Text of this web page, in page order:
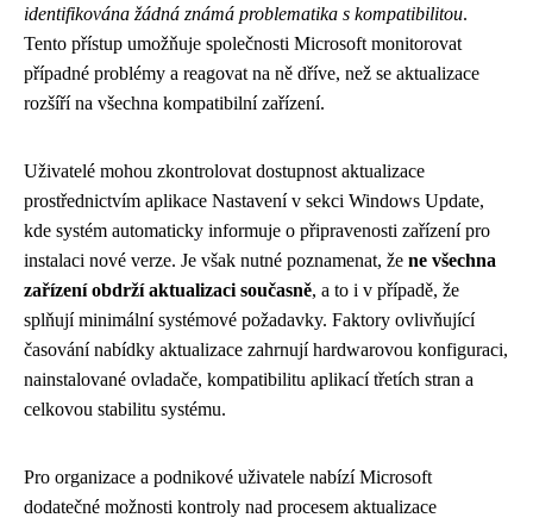
identifikována žádná známá problematika s kompatibilitou.
Tento přístup umožňuje společnosti Microsoft monitorovat
případné problémy a reagovat na ně dříve, než se aktualizace
rozšíří na všechna kompatibilní zařízení.
Uživatelé mohou zkontrolovat dostupnost aktualizace
prostřednictvím aplikace Nastavení v sekci Windows Update,
kde systém automaticky informuje o připravenosti zařízení pro
instalaci nové verze. Je však nutné poznamenat, že ne všechna
zařízení obdrží aktualizaci současně, a to i v případě, že
splňují minimální systémové požadavky. Faktory ovlivňující
časování nabídky aktualizace zahrnují hardwarovou konfiguraci,
nainstalované ovladače, kompatibilitu aplikací třetích stran a
celkovou stabilitu systému.
Pro organizace a podnikové uživatele nabízí Microsoft
dodatečné možnosti kontroly nad procesem aktualizace